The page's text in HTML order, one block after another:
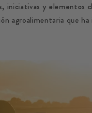
iniciativas y elementos
agroalimentaria que ha